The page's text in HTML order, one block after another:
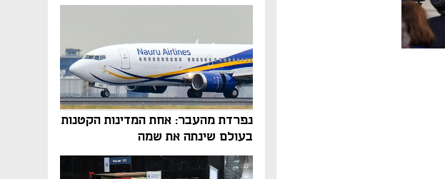
נפרדת מהעבר: אחת המדינות הקטנות
בעולם שינתה את שמה